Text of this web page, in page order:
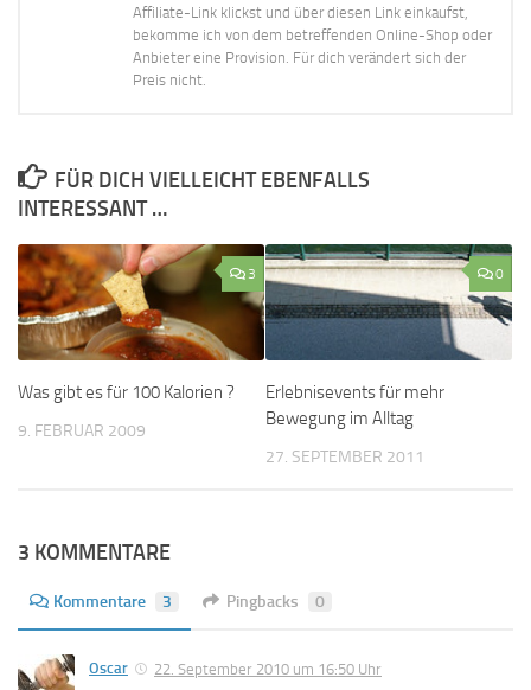
Affiliate-Link klickst und über diesen Link einkaufst,
bekomme ich von dem betreffenden Online-Shop oder
Anbieter eine Provision. Für dich verändert sich der
Preis nicht.
FÜR DICH VIELLEICHT EBENFALLS
INTERESSANT …
3
Was gibt es für 100 Kalorien ?
9. FEBRUAR 2009
0
Erlebnisevents für mehr
Bewegung im Alltag
27. SEPTEMBER 2011
3 KOMMENTARE
Kommentare 3 Pingbacks 0
Oscar
22. September 2010 um 16:50 Uhr